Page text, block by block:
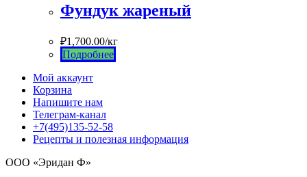
Фундук жареный
₽1,700.00/кг
Подробнее
Мой аккаунт
Корзина
Напишите нам
Телеграм-канал
+7(495)135-52-58
Рецепты и полезная информация
ООО «Эридан Ф»